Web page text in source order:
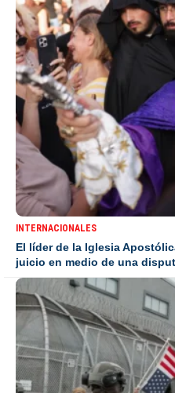
INTERNACIONALES
El líder de la Iglesia
juicio en medio de una